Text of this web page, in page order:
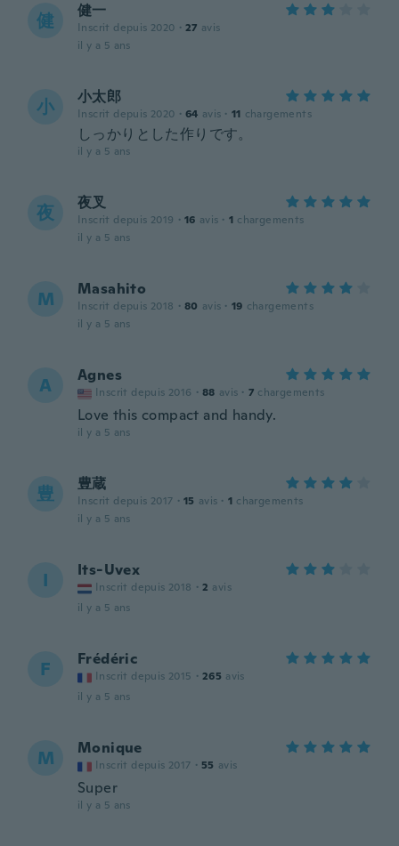
健 健一
Inscrit depuis 2020 · 27 avis
il y a 5 ans
小 小太郎
Inscrit depuis 2020 · 64 avis · 11 chargements
しっかりとした作りです。
il y a 5 ans
夜 夜叉
Inscrit depuis 2019 · 16 avis · 1 chargements
il y a 5 ans
M Masahito
Inscrit depuis 2018 · 80 avis · 19 chargements
il y a 5 ans
A Agnes
Inscrit depuis 2016 · 88 avis · 7 chargements
Love this compact and handy.
il y a 5 ans
豊 豊蔵
Inscrit depuis 2017 · 15 avis · 1 chargements
il y a 5 ans
I Its-Uvex
Inscrit depuis 2018 · 2 avis
il y a 5 ans
F Frédéric
Inscrit depuis 2015 · 265 avis
il y a 5 ans
M Monique
Inscrit depuis 2017 · 55 avis
Super
il y a 5 ans